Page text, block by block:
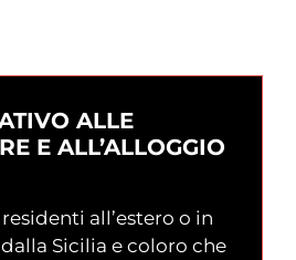
ALLE
E ALL’ALLOGGIO
all’estero o in
Sicilia e coloro che